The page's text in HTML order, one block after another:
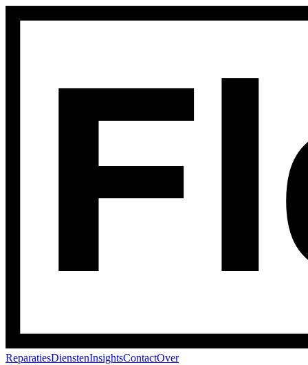
ReparatiesDienstenInsightsContactOver